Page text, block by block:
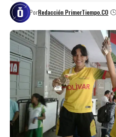
PorRedacción PrimerTiempo.CO